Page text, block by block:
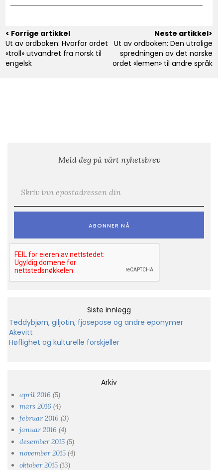
< Forrige artikkel
Ut av ordboken: Hvorfor ordet
«troll» utvandret fra norsk til
engelsk
Neste artikkel>
Ut av ordboken: Den utrolige
spredningen av det norske
ordet «lemen» til andre språk
Meld deg på vårt nyhetsbrev
Siste innlegg
Teddybjørn, giljotin, fjosepose og andre eponymer
Akevitt
Høflighet og kulturelle forskjeller
Arkiv
april 2016 (5)
mars 2016 (4)
februar 2016 (3)
januar 2016 (4)
desember 2015 (5)
november 2015 (4)
oktober 2015 (13)